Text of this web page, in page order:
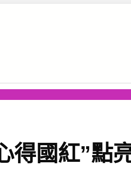
得國紅”點